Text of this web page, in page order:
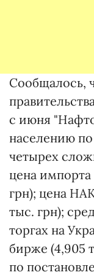
Сообщалось,
с июня
населению
четырех
цена
грн); цена
тыс. грн);
торгах на
бирже (4,905
по